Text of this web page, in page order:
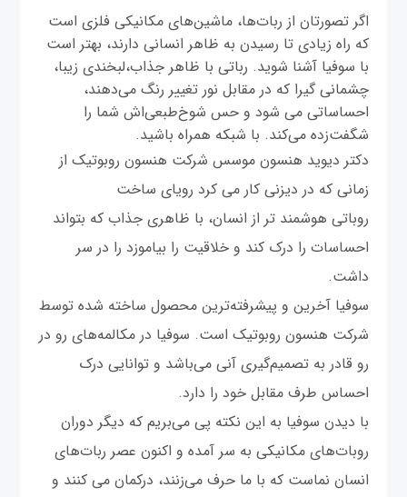
اگر تصورتان از ربات‌ها، ماشین‌های مکانیکی فلزی است
که راه زیادی تا رسیدن به ظاهر انسانی دارند، بهتر است
با سوفیا آشنا شوید. رباتی با ظاهر جذاب،لبخندی زیبا،
چشمانی گیرا که در مقابل نور تغییر رنگ می‌دهند،
احساساتی می شود و حس شوخ‌طبعی‌اش شما را
شگفت‌زده می‌کند. با شبکه همراه باشید.
دکتر دیوید هنسون موسس شرکت هنسون روبوتیک از
زمانی که در دیزنی کار می کرد رویای ساخت
روباتی هوشمند تر از انسان، با ظاهری جذاب که بتواند
احساسات را درک کند و خلاقیت را بیاموزد را در سر
داشت.
سوفیا آخرین و پیشرفته‌ترین محصول ساخته شده توسط
شرکت هنسون روبوتیک است. سوفیا در مکالمه‌های رو در
رو قادر به تصمیم‌گیری آنی می‌باشد و توانایی درک
احساس طرف مقابل خود را دارد.
با دیدن سوفیا به این نکته پی می‌بریم که دیگر دوران
روبات‌های مکانیکی به سر آمده و اکنون عصر ربات‌های
انسان نماست که با ما حرف می‌زنند، درکمان می کنند و